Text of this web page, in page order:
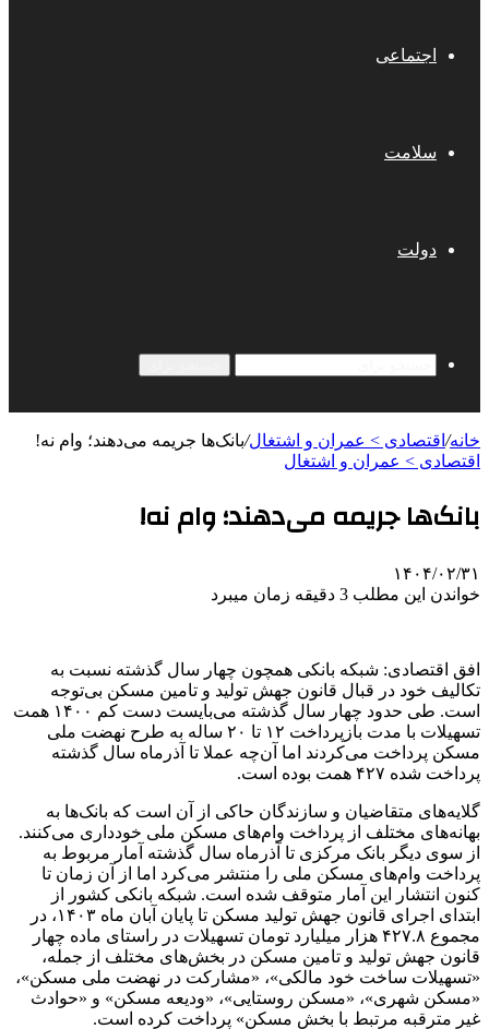
اجتماعی
سلامت
دولت
خانه/ اقتصادی > عمران و اشتغال/بانک‌ها جریمه می‌دهند؛ وام نه!
اقتصادی > عمران و اشتغال
بانک‌ها جریمه می‌دهند؛ وام نه!
۱۴۰۴/۰۲/۳۱
خواندن این مطلب 3 دقیقه زمان میبرد
افق اقتصادی: شبکه بانکی همچون چهار سال گذشته نسبت به
تکالیف خود در قبال قانون جهش تولید و تامین مسکن بی‌توجه
است. طی حدود چهار سال گذشته می‌بایست دست کم ۱۴۰۰ همت
تسهیلات با مدت بازپرداخت ۱۲ تا ۲۰ ساله به طرح نهضت ملی
مسکن پرداخت می‌کردند اما آن‌چه عملا تا آذرماه سال گذشته
پرداخت شده ۴۲۷ همت بوده است.
گلایه‌های متقاضیان و سازندگان حاکی از آن است که بانک‌ها به
بهانه‌های مختلف از پرداخت وام‌های مسکن ملی خودداری می‌کنند.
از سوی دیگر بانک مرکزی تا آذرماه سال گذشته آمار مربوط به
پرداخت وام‌های مسکن ملی را منتشر می‌کرد اما از آن زمان تا
کنون انتشار این آمار متوقف شده است. شبکه بانکی کشور از
ابتدای اجرای قانون جهش تولید مسکن تا پایان آبان ماه ۱۴۰۳، در
مجموع ۴۲۷.۸ هزار میلیارد تومان تسهیلات در راستای ماده چهار
قانون جهش تولید و تامین مسکن در بخش‌های مختلف از جمله،
«تسهیلات ساخت خود مالکی»، «مشارکت در نهضت ملی مسکن»،
«مسکن شهری»، «مسکن روستایی»، «ودیعه مسکن» و «حوادث
غیر مترقبه مرتبط با بخش مسکن» پرداخت کرده است.